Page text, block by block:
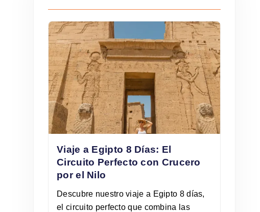
Viaje a Egipto 8 Días: El
Circuito Perfecto con Crucero
por el Nilo
Descubre nuestro viaje a Egipto 8 días,
el circuito perfecto que combina las